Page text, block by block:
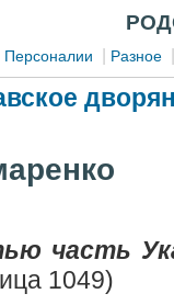
Персоналии Разное
часть
1049)